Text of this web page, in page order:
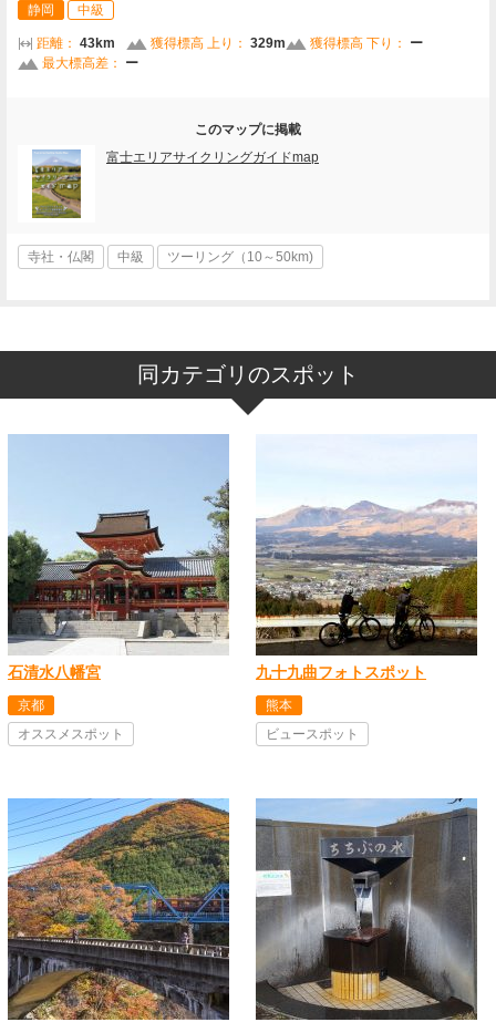
静岡 中級
距離： 43km 獲得標高 上り： 329m 獲得標高 下り：
ー
最大標高差：
ー
このマップに掲載
富士エリアサイクリングガイドmap
寺社・仏閣 中級 ツーリング（10～50km)
同カテゴリのスポット
石清水八幡宮
京都
オススメスポット
九十九曲フォトスポット
熊本
ビュースポット